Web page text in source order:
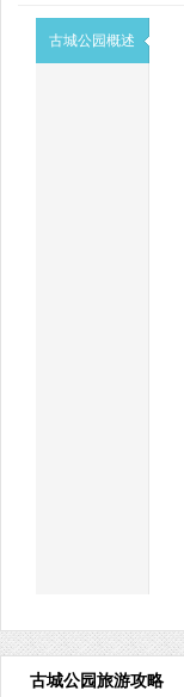
古城公园概述
古城公园旅游攻略